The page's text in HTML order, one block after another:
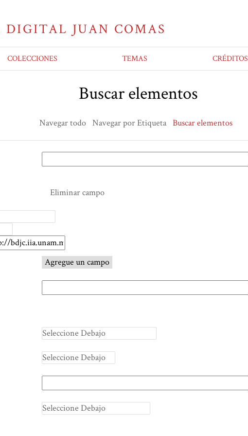
COLECCIONES TEMAS CRÉDITOS
Buscar elementos
Navegar todo Navegar por Etiqueta Buscar elementos
Eliminar campo
Agregue un campo